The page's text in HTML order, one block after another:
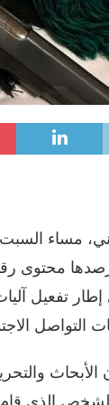
آخر الأخبار/عاجل
عاجل
قرار بيداغوجي
محتوى
تفعيل
التواصل
الأبحاث